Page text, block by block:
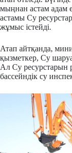
мыңнан астам адам
астамы Су
жұмыс істейді.
Атап айтқанда,
қызметкер, Су
Ал Су ресурстарын
бассейндік су